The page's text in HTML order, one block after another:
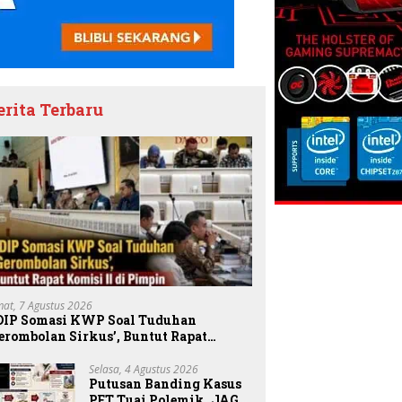
Terbaru
7 Agustus 2026
Somasi KWP Soal Tuduhan
Sirkus’, Buntut Rapat
Selasa, 4 Agustus 2026
Putusan Banding Kasus